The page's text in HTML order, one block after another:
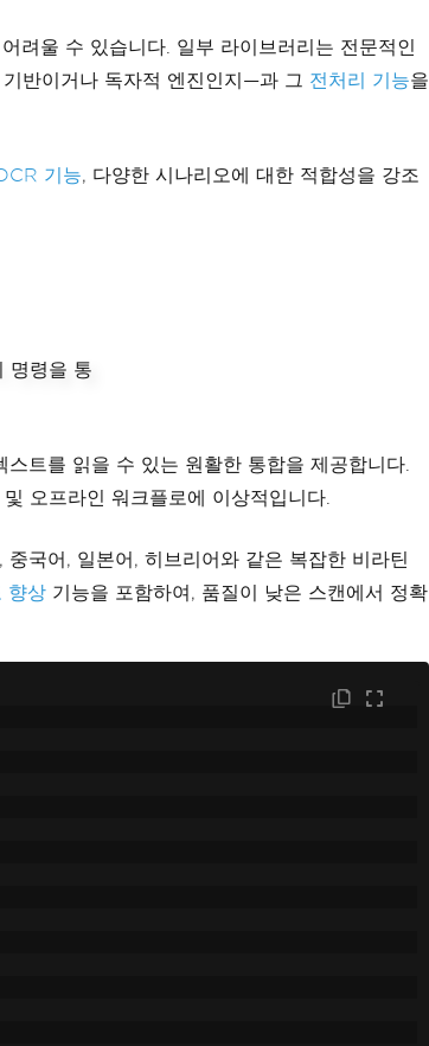
려울 수 있습니다. 일부 라이브러리는 전문적인
반이거나 독자적 엔진인지—과 그 전처리 기능을
기능, 다양한 시나리오에 대한 적합성을 강조
스트를 읽을 수 있는 원활한 통합을 제공합니다.
오프라인 워크플로에 이상적입니다.
국어, 일본어, 히브리어와 같은 복잡한 비라틴
향상 기능을 포함하여, 품질이 낮은 스캔에서 정확